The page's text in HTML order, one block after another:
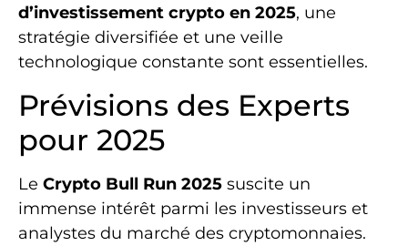
d’investissement crypto en 2025, une
stratégie diversifiée et une veille
technologique constante sont essentielles.
Prévisions des Experts
pour 2025
Le Crypto Bull Run 2025 suscite un
immense intérêt parmi les investisseurs et
analystes du marché des cryptomonnaies.